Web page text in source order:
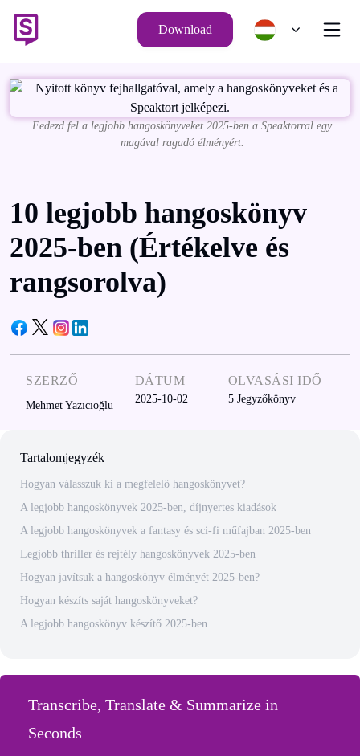
Download
Fedezd fel a legjobb hangoskönyveket 2025-ben a Speaktorral egy
magával ragadó élményért.
10 legjobb hangoskönyv
2025-ben (Értékelve és
rangsorolva)
SZERZŐ
Mehmet Yazıcıoğlu
DÁTUM
2025-10-02
OLVASÁSI IDŐ
5 Jegyzőkönyv
Tartalomjegyzék
Hogyan válasszuk ki a megfelelő hangoskönyvet?
A legjobb hangoskönyvek 2025-ben, díjnyertes kiadások
A legjobb hangoskönyvek a fantasy és sci-fi műfajban 2025-ben
Legjobb thriller és rejtély hangoskönyvek 2025-ben
Hogyan javítsuk a hangoskönyv élményét 2025-ben?
Hogyan készíts saját hangoskönyveket?
A legjobb hangoskönyv készítő 2025-ben
Transcribe, Translate & Summarize in
Seconds